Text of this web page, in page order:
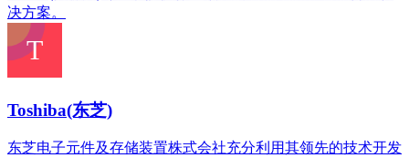
决方案。
Toshiba(东芝)
东芝电子元件及存储装置株式会社充分利用其领先的技术开发